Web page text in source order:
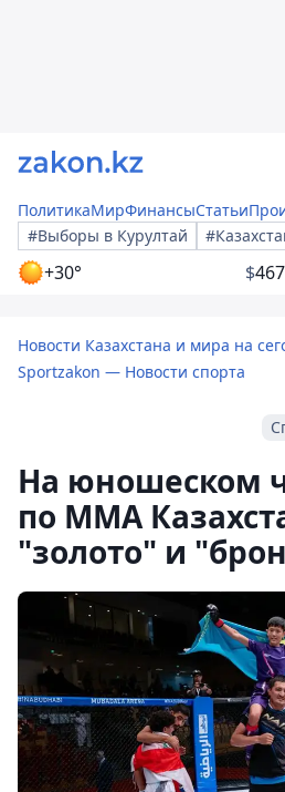
ПолитикаМирФинансыСтатьи
#Выборы в Курултай
+30° $
Новости Казахстана и мира на
Sportzakon — Новости спорта
На юношеском
по ММА
"золото" и